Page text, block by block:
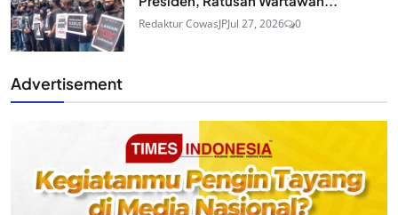
Redaktur CowasJPJul 27, 2026 0
Advertisement